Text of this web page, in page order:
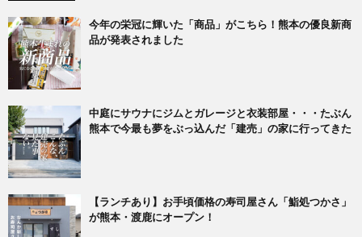
今年の栄冠に輝いた「商品」がこちら！熊本の優良新商
品が発表されました
中庭にサウナにジムとガレージと衣装部屋・・・たぶん
熊本で今最も夢をぶっ込んだ「建売」の家に行ってきた
【ランチあり】お手頃価格の寿司屋さん「鮨処つかさ」
が熊本・渡鹿にオープン！